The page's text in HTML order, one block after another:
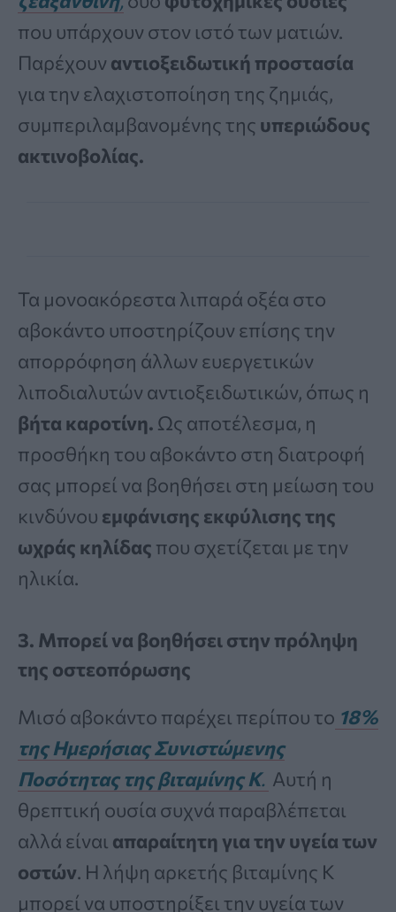
που υπάρχουν στον ιστό των ματιών.
Παρέχουν αντιοξειδωτική προστασία
για την ελαχιστοποίηση της ζημιάς,
συμπεριλαμβανομένης της υπεριώδους
ακτινοβολίας.
Τα μονοακόρεστα λιπαρά οξέα στο
αβοκάντο υποστηρίζουν επίσης την
απορρόφηση άλλων ευεργετικών
λιποδιαλυτών αντιοξειδωτικών, όπως η
βήτα καροτίνη. Ως αποτέλεσμα, η
προσθήκη του αβοκάντο στη διατροφή
σας μπορεί να βοηθήσει στη μείωση του
κινδύνου εμφάνισης εκφύλισης της
ωχράς κηλίδας που σχετίζεται με την
ηλικία.
3. Μπορεί να βοηθήσει στην πρόληψη
της οστεοπόρωσης
Μισό αβοκάντο παρέχει περίπου το 18%
της Ημερήσιας Συνιστώμενης
Ποσότητας της βιταμίνης Κ. Αυτή η
θρεπτική ουσία συχνά παραβλέπεται
αλλά είναι απαραίτητη για την υγεία των
οστών. Η λήψη αρκετής βιταμίνης Κ
μπορεί να υποστηρίξει την υγεία των